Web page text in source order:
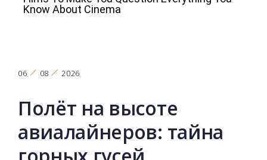
06 08 2026
Полёт на высоте
авиалайнеров: тайна